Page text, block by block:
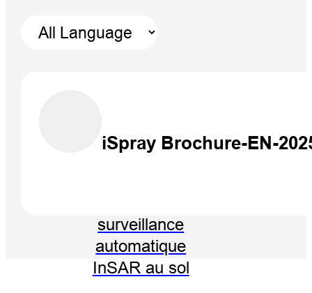
surveillance
automatique
InSAR au sol
iSpray Brochure-EN-